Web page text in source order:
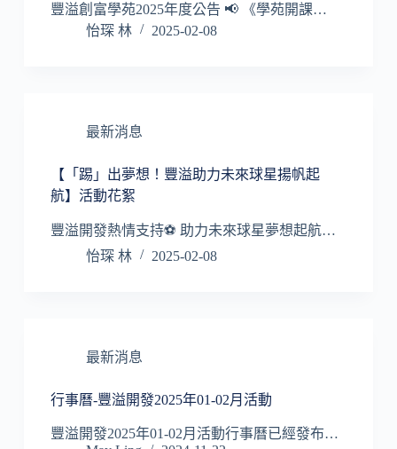
豐溢創富學苑2025年度公告 📢 《學苑開課…
怡琛 林
2025-02-08
最新消息
【「踢」出夢想！豐溢助力未來球星揚帆起
航】活動花絮
豐溢開發熱情支持⚽ 助力未來球星夢想起航…
怡琛 林
2025-02-08
最新消息
行事曆-豐溢開發2025年01-02月活動
豐溢開發2025年01-02月活動行事曆已經發布…